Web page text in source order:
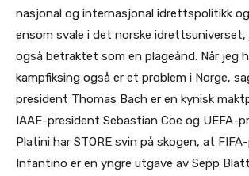
nasjonal og internasjonal idrettspolitikk
ensom svale i det norske idrettsuniverset,
også betraktet som en plageånd. Når jeg
kampfiksing også er et problem i Norge,
president Thomas Bach er en kynisk
IAAF-president Sebastian Coe og UEFA-
Platini har STORE svin på skogen, at
Infantino er en yngre utgave av Sepp